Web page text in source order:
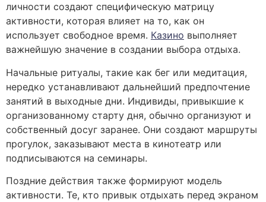
личности создают специфическую матрицу
активности, которая влияет на то, как он
использует свободное время. Казино выполняет
важнейшую значение в создании выбора отдыха.
Начальные ритуалы, такие как бег или медитация,
нередко устанавливают дальнейший предпочтение
занятий в выходные дни. Индивиды, привыкшие к
организованному старту дня, обычно организуют и
собственный досуг заранее. Они создают маршруты
прогулок, заказывают места в кинотеатр или
подписываются на семинары.
Поздние действия также формируют модель
активности. Те, кто привык отдыхать перед экраном